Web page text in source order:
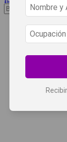
Buscar:
Síguenos